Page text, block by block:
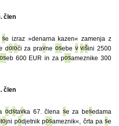
člen
se izraz »denarna kazen« zamenja z
določi za pravne osebe v višini 2500
oseb 600 EUR in za posameznike 300
člen
odstavka 67. člena se za besedama
tojni podjetnik posameznik«, črta pase